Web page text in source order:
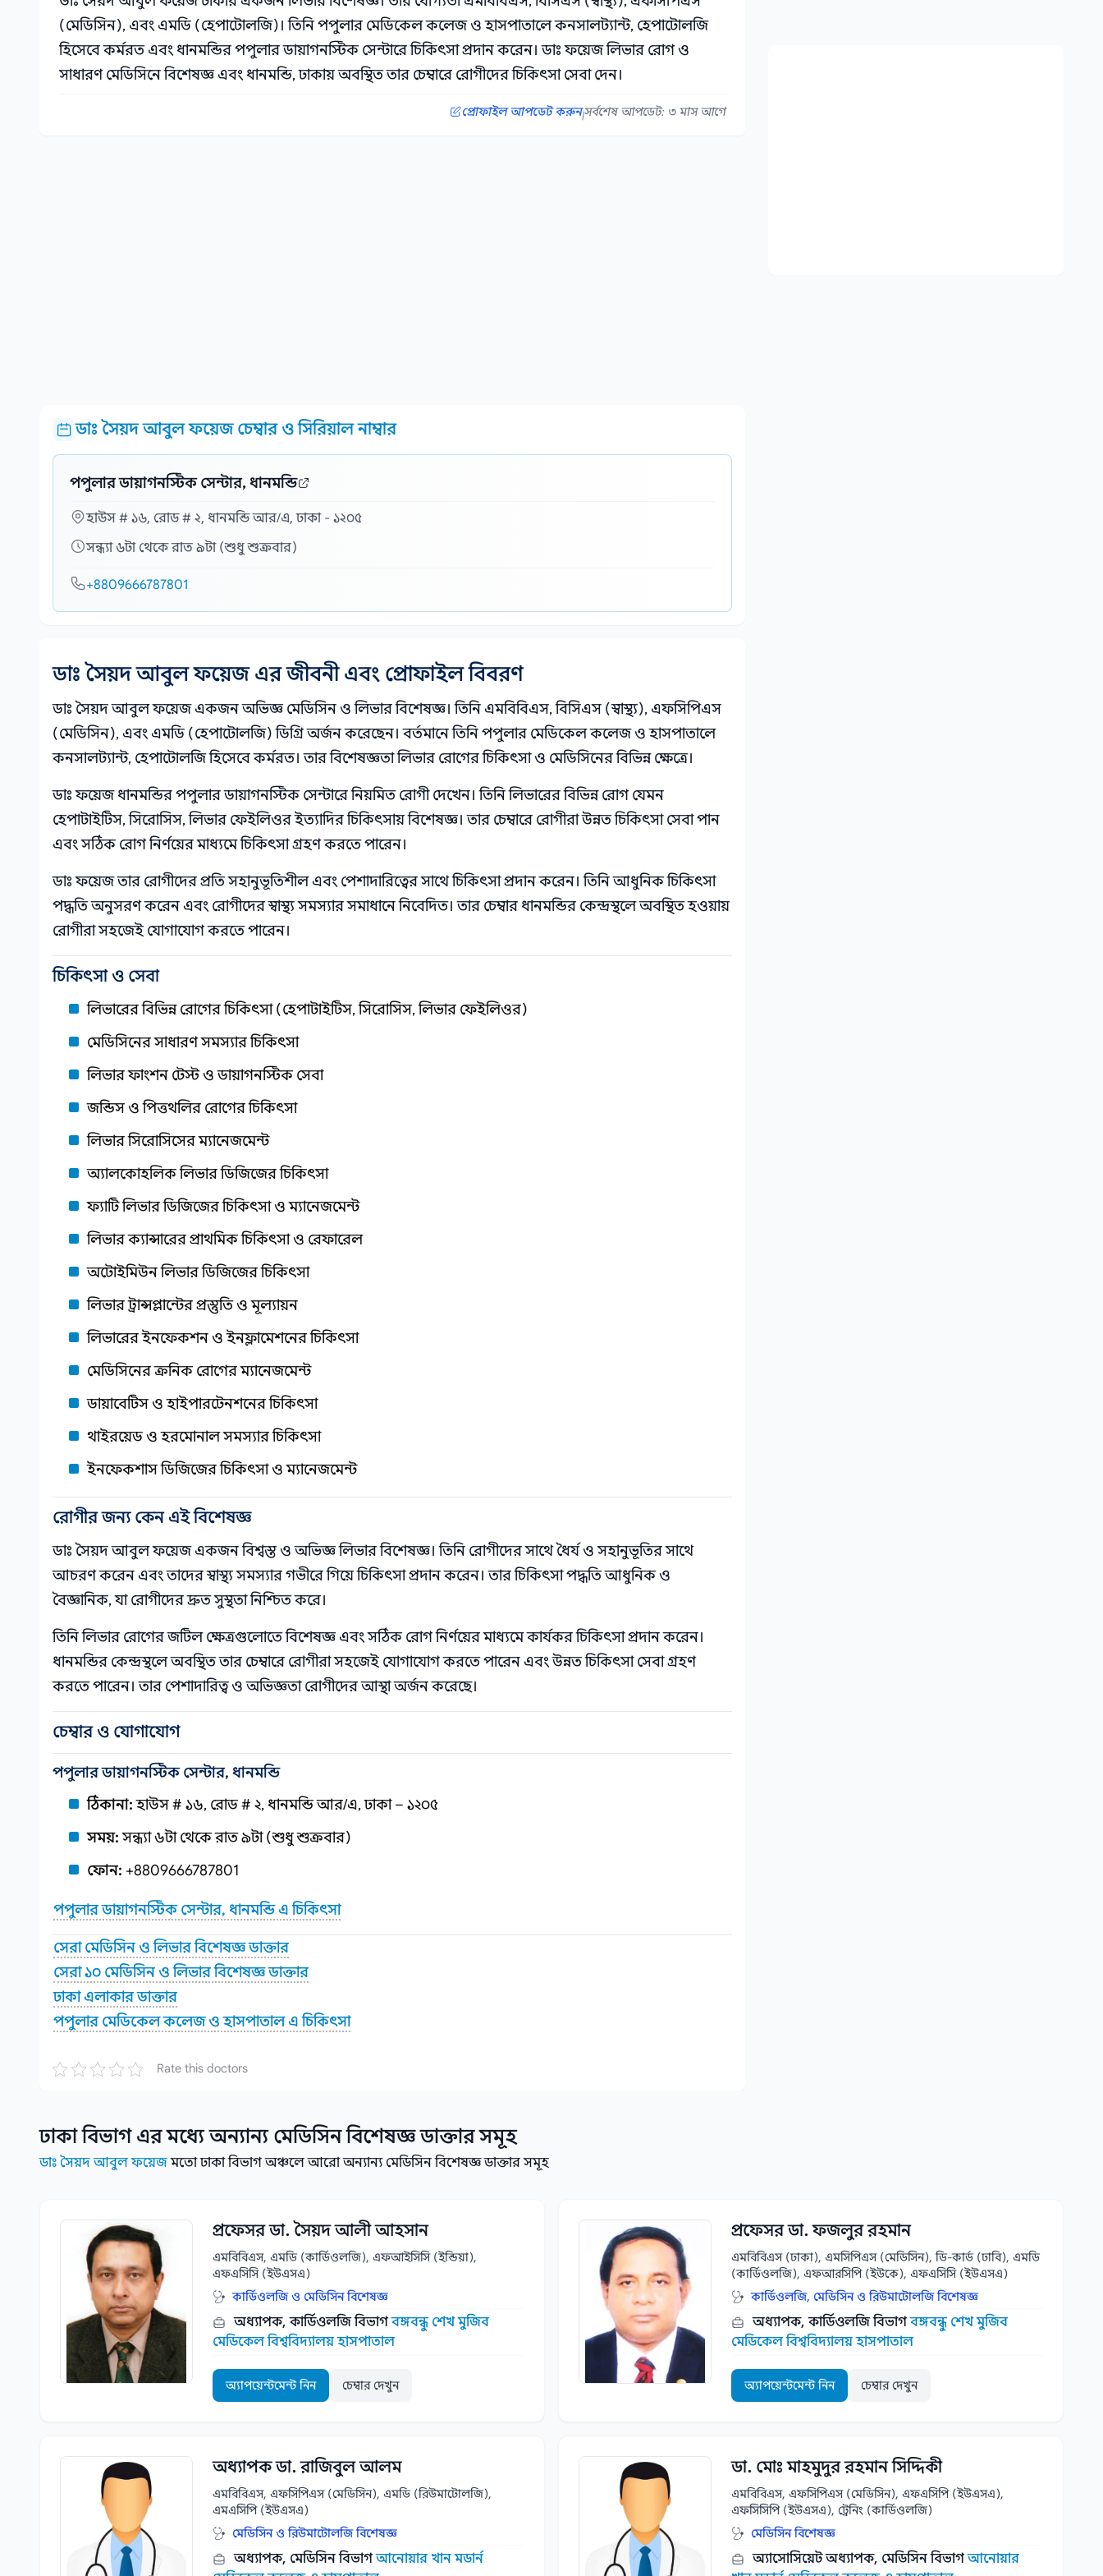
(মেডিসিন), এবং এমডি (হেপাটোলজি)। তিনি পপুলার মেডিকেল কলেজ ও হাসপাতালে কনসালট্যান্ট, হেপাটোলজি
হিসেবে কর্মরত এবং ধানমন্ডির পপুলার ডায়াগনস্টিক সেন্টারে চিকিৎসা প্রদান করেন। ডাঃ ফয়েজ লিভার রোগ ও
সাধারণ মেডিসিনে বিশেষজ্ঞ এবং ধানমন্ডি, ঢাকায় অবস্থিত তার চেম্বারে রোগীদের চিকিৎসা সেবা দেন।
প্রোফাইল আপডেট করুন|সর্বশেষ আপডেট: ৩ মাস আগে
ডাঃ সৈয়দ আবুল ফয়েজ চেম্বার ও সিরিয়াল নাম্বার
পপুলার ডায়াগনস্টিক সেন্টার, ধানমন্ডি
হাউস # ১৬, রোড # ২, ধানমন্ডি আর/এ, ঢাকা - ১২০৫
সন্ধ্যা ৬টা থেকে রাত ৯টা (শুধু শুক্রবার)
+8809666787801
ডাঃ সৈয়দ আবুল ফয়েজ এর জীবনী এবং প্রোফাইল বিবরণ
ডাঃ সৈয়দ আবুল ফয়েজ একজন অভিজ্ঞ মেডিসিন ও লিভার বিশেষজ্ঞ। তিনি এমবিবিএস, বিসিএস (স্বাস্থ্য), এফসিপিএস
(মেডিসিন), এবং এমডি (হেপাটোলজি) ডিগ্রি অর্জন করেছেন। বর্তমানে তিনি পপুলার মেডিকেল কলেজ ও হাসপাতালে
কনসালট্যান্ট, হেপাটোলজি হিসেবে কর্মরত। তার বিশেষজ্ঞতা লিভার রোগের চিকিৎসা ও মেডিসিনের বিভিন্ন ক্ষেত্রে।
ডাঃ ফয়েজ ধানমন্ডির পপুলার ডায়াগনস্টিক সেন্টারে নিয়মিত রোগী দেখেন। তিনি লিভারের বিভিন্ন রোগ যেমন
হেপাটাইটিস, সিরোসিস, লিভার ফেইলিওর ইত্যাদির চিকিৎসায় বিশেষজ্ঞ। তার চেম্বারে রোগীরা উন্নত চিকিৎসা সেবা পান
এবং সঠিক রোগ নির্ণয়ের মাধ্যমে চিকিৎসা গ্রহণ করতে পারেন।
ডাঃ ফয়েজ তার রোগীদের প্রতি সহানুভূতিশীল এবং পেশাদারিত্বের সাথে চিকিৎসা প্রদান করেন। তিনি আধুনিক চিকিৎসা
পদ্ধতি অনুসরণ করেন এবং রোগীদের স্বাস্থ্য সমস্যার সমাধানে নিবেদিত। তার চেম্বার ধানমন্ডির কেন্দ্রস্থলে অবস্থিত হওয়ায়
রোগীরা সহজেই যোগাযোগ করতে পারেন।
চিকিৎসা ও সেবা
লিভারের বিভিন্ন রোগের চিকিৎসা (হেপাটাইটিস, সিরোসিস, লিভার ফেইলিওর)
মেডিসিনের সাধারণ সমস্যার চিকিৎসা
লিভার ফাংশন টেস্ট ও ডায়াগনস্টিক সেবা
জন্ডিস ও পিত্তথলির রোগের চিকিৎসা
লিভার সিরোসিসের ম্যানেজমেন্ট
অ্যালকোহলিক লিভার ডিজিজের চিকিৎসা
ফ্যাটি লিভার ডিজিজের চিকিৎসা ও ম্যানেজমেন্ট
লিভার ক্যান্সারের প্রাথমিক চিকিৎসা ও রেফারেল
অটোইমিউন লিভার ডিজিজের চিকিৎসা
লিভার ট্রান্সপ্লান্টের প্রস্তুতি ও মূল্যায়ন
লিভারের ইনফেকশন ও ইনফ্লামেশনের চিকিৎসা
মেডিসিনের ক্রনিক রোগের ম্যানেজমেন্ট
ডায়াবেটিস ও হাইপারটেনশনের চিকিৎসা
থাইরয়েড ও হরমোনাল সমস্যার চিকিৎসা
ইনফেকশাস ডিজিজের চিকিৎসা ও ম্যানেজমেন্ট
রোগীর জন্য কেন এই বিশেষজ্ঞ
ডাঃ সৈয়দ আবুল ফয়েজ একজন বিশ্বস্ত ও অভিজ্ঞ লিভার বিশেষজ্ঞ। তিনি রোগীদের সাথে ধৈর্য ও সহানুভূতির সাথে
আচরণ করেন এবং তাদের স্বাস্থ্য সমস্যার গভীরে গিয়ে চিকিৎসা প্রদান করেন। তার চিকিৎসা পদ্ধতি আধুনিক ও
বৈজ্ঞানিক, যা রোগীদের দ্রুত সুস্থতা নিশ্চিত করে।
তিনি লিভার রোগের জটিল ক্ষেত্রগুলোতে বিশেষজ্ঞ এবং সঠিক রোগ নির্ণয়ের মাধ্যমে কার্যকর চিকিৎসা প্রদান করেন।
ধানমন্ডির কেন্দ্রস্থলে অবস্থিত তার চেম্বারে রোগীরা সহজেই যোগাযোগ করতে পারেন এবং উন্নত চিকিৎসা সেবা গ্রহণ
করতে পারেন। তার পেশাদারিত্ব ও অভিজ্ঞতা রোগীদের আস্থা অর্জন করেছে।
চেম্বার ও যোগাযোগ
পপুলার ডায়াগনস্টিক সেন্টার, ধানমন্ডি
ঠিকানা:হাউস # ১৬, রোড # ২, ধানমন্ডি আর/এ, ঢাকা – ১২০৫
সময়:সন্ধ্যা ৬টা থেকে রাত ৯টা (শুধু শুক্রবার)
ফোন: +8809666787801
পপুলার ডায়াগনস্টিক সেন্টার, ধানমন্ডি এ চিকিৎসা
সেরা মেডিসিন ও লিভার বিশেষজ্ঞ ডাক্তার
সেরা ১০ মেডিসিন ও লিভার বিশেষজ্ঞ ডাক্তার
ঢাকা এলাকার ডাক্তার
পপুলার মেডিকেল কলেজ ও হাসপাতাল এ চিকিৎসা
Rate this doctors
ঢাকা বিভাগ এর মধ্যে অন্যান্য মেডিসিন বিশেষজ্ঞ ডাক্তার সমূহ
ডাঃ সৈয়দ আবুল ফয়েজমতো ঢাকা বিভাগ অঞ্চলে আরো অন্যান্য মেডিসিন বিশেষজ্ঞ ডাক্তার সমূহ
প্রফেসর ডা. সৈয়দ আলী আহসান
এমবিবিএস, এমডি (কার্ডিওলজি), এফআইসিসি (ইন্ডিয়া),
এফএসিসি (ইউএসএ)
কার্ডিওলজি ও মেডিসিন বিশেষজ্ঞ
অধ্যাপক, কার্ডিওলজি বিভাগবঙ্গবন্ধু শেখ মুজিব
মেডিকেল বিশ্ববিদ্যালয় হাসপাতাল
অ্যাপয়েন্টমেন্ট নিন চেম্বার দেখুন
প্রফেসর ডা. ফজলুর রহমান
এমবিবিএস (ঢাকা), এমসিপিএস (মেডিসিন), ডি-কার্ড (ঢাবি), এমডি
(কার্ডিওলজি), এফআরসিপি (ইউকে), এফএসিসি (ইউএসএ)
কার্ডিওলজি, মেডিসিন ও রিউমাটোলজি বিশেষজ্ঞ
অধ্যাপক, কার্ডিওলজি বিভাগবঙ্গবন্ধু শেখ মুজিব
মেডিকেল বিশ্ববিদ্যালয় হাসপাতাল
অ্যাপয়েন্টমেন্ট নিন চেম্বার দেখুন
অধ্যাপক ডা. রাজিবুল আলম
এমবিবিএস, এফসিপিএস (মেডিসিন), এমডি (রিউমাটোলজি),
এমএসিপি (ইউএসএ)
মেডিসিন ও রিউমাটোলজি বিশেষজ্ঞ
অধ্যাপক, মেডিসিন বিভাগআনোয়ার খান মডার্ন
ডা. মোঃ মাহমুদুর রহমান সিদ্দিকী
এমবিবিএস, এফসিপিএস (মেডিসিন), এফএসিপি (ইউএসএ),
এফসিসিপি (ইউএসএ), ট্রেনিং (কার্ডিওলজি)
মেডিসিন বিশেষজ্ঞ
অ্যাসোসিয়েট অধ্যাপক, মেডিসিন বিভাগআনোয়ার